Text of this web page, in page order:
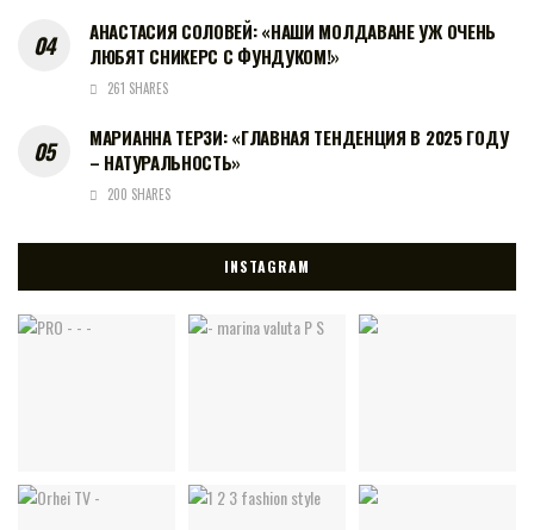
АНАСТАСИЯ СОЛОВЕЙ: «НАШИ МОЛДАВАНЕ УЖ ОЧЕНЬ
ЛЮБЯТ СНИКЕРС С ФУНДУКОМ!»
261 SHARES
МАРИАННА ТЕРЗИ: «ГЛАВНАЯ ТЕНДЕНЦИЯ В 2025 ГОДУ
– НАТУРАЛЬНОСТЬ»
200 SHARES
INSTAGRAM